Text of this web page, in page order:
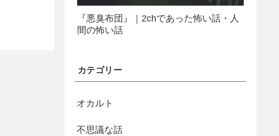
『悪臭布団』｜2chであった怖い話・人
間の怖い話
カテゴリー
オカルト
不思議な話